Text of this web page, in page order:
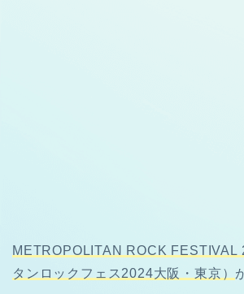
METROPOLITAN ROCK FESTIVAL
タンロックフェス2024大阪・東京）